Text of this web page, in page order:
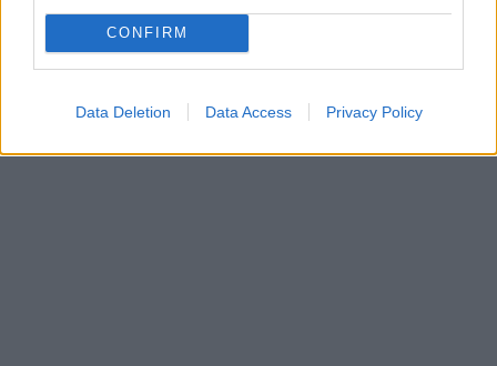
CONFIRM
Data Deletion Data Access Privacy Policy